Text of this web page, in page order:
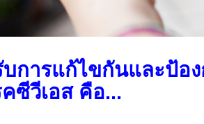
บการแก้ไขกันและป้อ
ซีวีเอส คือ...